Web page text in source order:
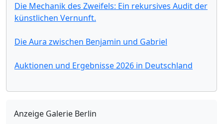
Die Mechanik des Zweifels: Ein rekursives Audit der
künstlichen Vernunft.
Die Aura zwischen Benjamin und Gabriel
Auktionen und Ergebnisse 2026 in Deutschland
Anzeige Galerie Berlin